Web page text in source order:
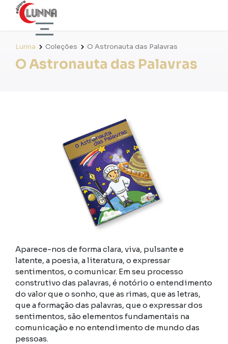
Lunna Coleções O Astronauta das Palavras
O Astronauta das Palavras
Aparece-nos de forma clara, viva, pulsante e
latente, a poesia, a literatura, o expressar
sentimentos, o comunicar. Em seu processo
construtivo das palavras, é notório o entendimento
do valor que o sonho, que as rimas, que as letras,
que a formação das palavras, que o expressar dos
sentimentos, são elementos fundamentais na
comunicação e no entendimento de mundo das
pessoas.